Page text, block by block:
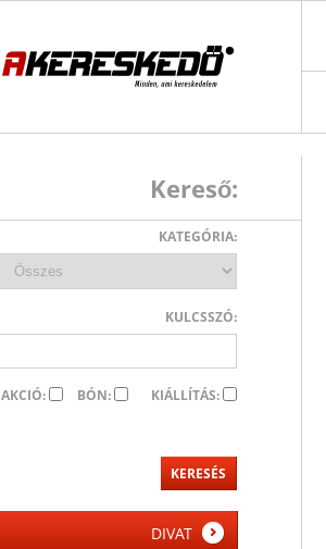
Kereső:
KATEGÓRIA:
KULCSSZÓ:
AKCIÓ: BÓN: KIÁLLÍTÁS:
DIVAT